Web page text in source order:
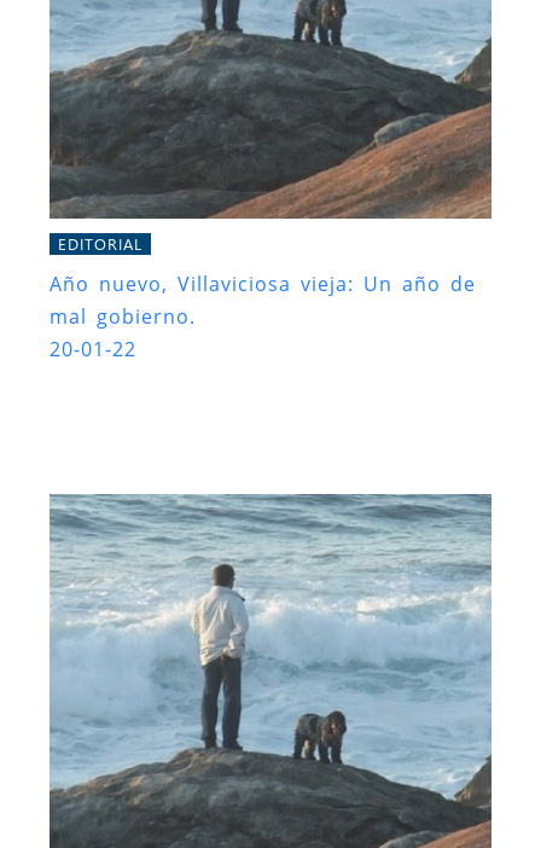
EDITORIAL
Año nuevo, Villaviciosa vieja: Un año de
mal gobierno.
20-01-22